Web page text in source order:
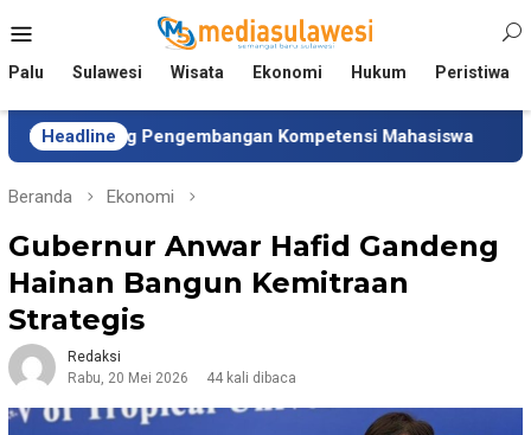
ke
Mobile
Palu Sulawesi Wisata Ekonomi Hukum Peristiwa
Headline
Pengembangan Kompetensi Mahasiswa Tim
Beranda Ekonomi
Gubernur Anwar Hafid Gandeng
Hainan Bangun Kemitraan
Strategis
Redaksi
Rabu, 20 Mei 2026
44 kali dibaca